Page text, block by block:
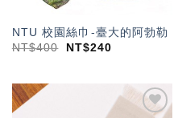
NTU 校園絲巾-臺大的阿勃勒
NT$400 NT$240